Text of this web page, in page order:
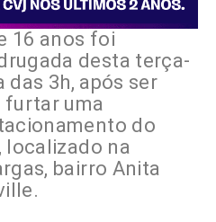
16 anos foi
desta terça-
das 3h, após ser
uma
do
localizado na
bairro Anita